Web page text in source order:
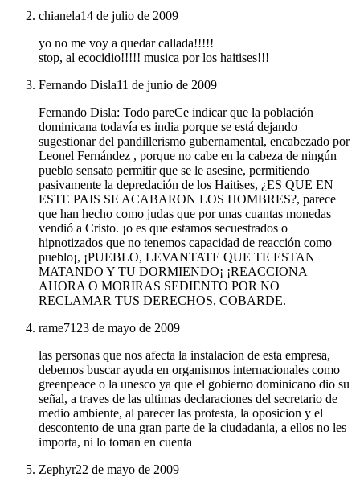
chianela14 de julio de 2009
yo no me voy a quedar callada!!!!!
stop, al ecocidio!!!!! musica por los haitises!!!
Fernando Disla11 de junio de 2009
Fernando Disla: Todo pareCe indicar que la población
dominicana todavía es india porque se está dejando
sugestionar del pandillerismo gubernamental, encabezado por
Leonel Fernández , porque no cabe en la cabeza de ningún
pueblo sensato permitir que se le asesine, permitiendo
pasivamente la depredación de los Haitises, ¿ES QUE EN
ESTE PAIS SE ACABARON LOS HOMBRES?, parece
que han hecho como judas que por unas cuantas monedas
vendió a Cristo. ¡o es que estamos secuestrados o
hipnotizados que no tenemos capacidad de reacción como
pueblo¡, ¡PUEBLO, LEVANTATE QUE TE ESTAN
MATANDO Y TU DORMIENDO¡ ¡REACCIONA
AHORA O MORIRAS SEDIENTO POR NO
RECLAMAR TUS DERECHOS, COBARDE.
rame71 23 de mayo de 2009
las personas que nos afecta la instalacion de esta empresa,
debemos buscar ayuda en organismos internacionales como
greenpeace o la unesco ya que el gobierno dominicano dio su
señal, a traves de las ultimas declaraciones del secretario de
medio ambiente, al parecer las protesta, la oposicion y el
descontento de una gran parte de la ciudadania, a ellos no les
importa, ni lo toman en cuenta
Zephyr22 de mayo de 2009